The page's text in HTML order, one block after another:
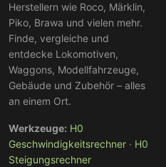
Herstellern wie Roco, Märklin,
Piko, Brawa und vielen mehr.
Finde, vergleiche und
entdecke Lokomotiven,
Waggons, Modellfahrzeuge,
Gebäude und Zubehör – alles
an einem Ort.
Werkzeuge: H0
Geschwindigkeitsrechner · H0
Steigungsrechner